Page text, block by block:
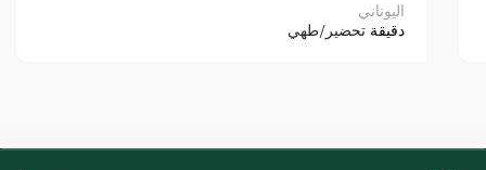
اليوناني
دقيقة تحضير/طهي